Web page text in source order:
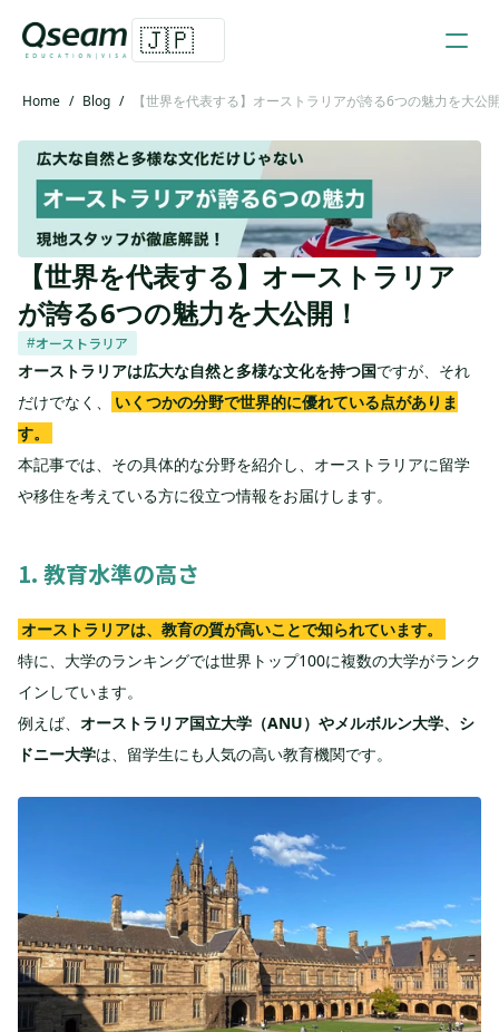
Home / Blog / 【世界を代表する】オーストラリアが誇る6つの魅力を大公
【世界を代表する】オーストラリア
が誇る6つの魅力を大公開！
#オーストラリア
オーストラリアは広大な自然と多様な文化を持つ国ですが、それ
だけでなく、
いくつかの分野で世界的に優れている点がありま
す。
本記事では、その具体的な分野を紹介し、オーストラリアに留学
や移住を考えている方に役立つ情報をお届けします。
1. 教育水準の高さ
オーストラリアは、教育の質が高いことで知られています。
特に、大学のランキングでは世界トップ100に複数の大学がランク
インしています。
例えば、 オーストラリア国立大学（ANU）やメルボルン大学、シ
ドニー大学は、留学生にも人気の高い教育機関です。
🇯🇵